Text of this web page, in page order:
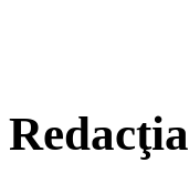
Redacţia